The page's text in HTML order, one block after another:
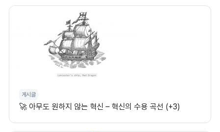
게시글
🚀 아무도 원하지 않는 혁신 – 혁신의 수용 곡선 (+3)